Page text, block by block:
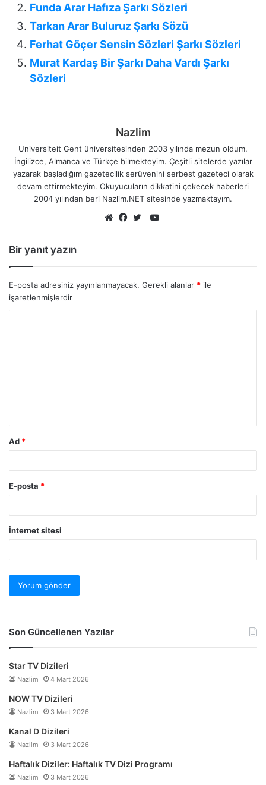
Funda Arar Hafıza Şarkı Sözleri
Tarkan Arar Buluruz Şarkı Sözü
Ferhat Göçer Sensin Sözleri Şarkı Sözleri
Murat Kardaş Bir Şarkı Daha Vardı Şarkı
Sözleri
Nazlim
Universiteit Gent üniversitesinden 2003 yılında mezun oldum.
İngilizce, Almanca ve Türkçe bilmekteyim. Çeşitli sitelerde yazılar
yazarak başladığım gazetecilik serüvenini serbest gazeteci olarak
devam ettirmekteyim. Okuyucuların dikkatini çekecek haberleri
2004 yılından beri Nazlim.NET sitesinde yazmaktayım.
YouTube
Bir yanıt yazın
E-posta adresiniz yayınlanmayacak. Gerekli alanlar * ile
işaretlenmişlerdir
Ad *
E-posta *
İnternet sitesi
Son Güncellenen Yazılar
Star TV Dizileri
Nazlim 4 Mart 2026
NOW TV Dizileri
Nazlim 3 Mart 2026
Kanal D Dizileri
Nazlim 3 Mart 2026
Haftalık Diziler: Haftalık TV Dizi Programı
Nazlim 3 Mart 2026